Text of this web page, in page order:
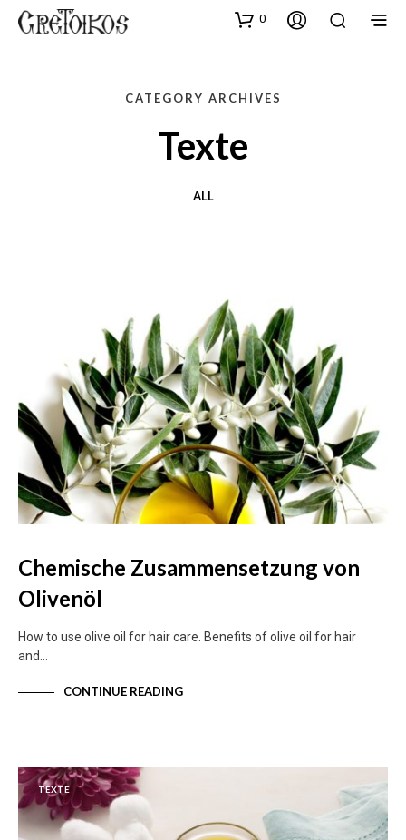
0
CATEGORY ARCHIVES
Texte
ALL
Chemische Zusammensetzung von
Olivenöl
How to use olive oil for hair care. Benefits of olive oil for hair
and…
CONTINUE READING
TEXTE